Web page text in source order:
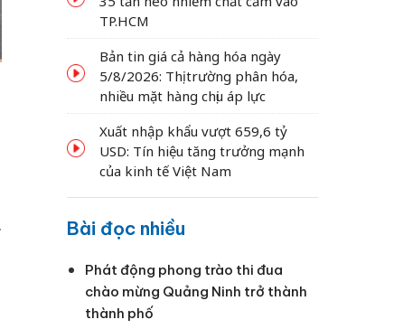
TP.HCM
Bản tin giá cả hàng hóa ngày
5/8/2026: Thị trường phân hóa,
nhiều mặt hàng chịu áp lực
Xuất nhập khẩu vượt 659,6 tỷ
USD: Tín hiệu tăng trưởng mạnh
của kinh tế Việt Nam
Bài đọc nhiều
Phát động phong trào thi đua
chào mừng Quảng Ninh trở thành
thành phố